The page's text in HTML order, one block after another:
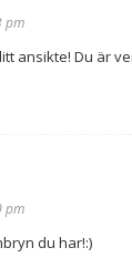
pm
ansikte! Du är
pm
du har!:)